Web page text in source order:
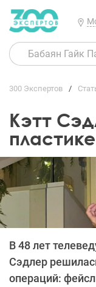
300 Экспертов
Кэтт
пластике
В 48 лет
Сэдлер
операций: